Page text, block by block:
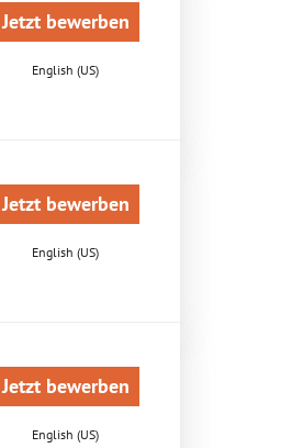
Jetzt bewerben
English (US)
Jetzt bewerben
English (US)
Jetzt bewerben
English (US)